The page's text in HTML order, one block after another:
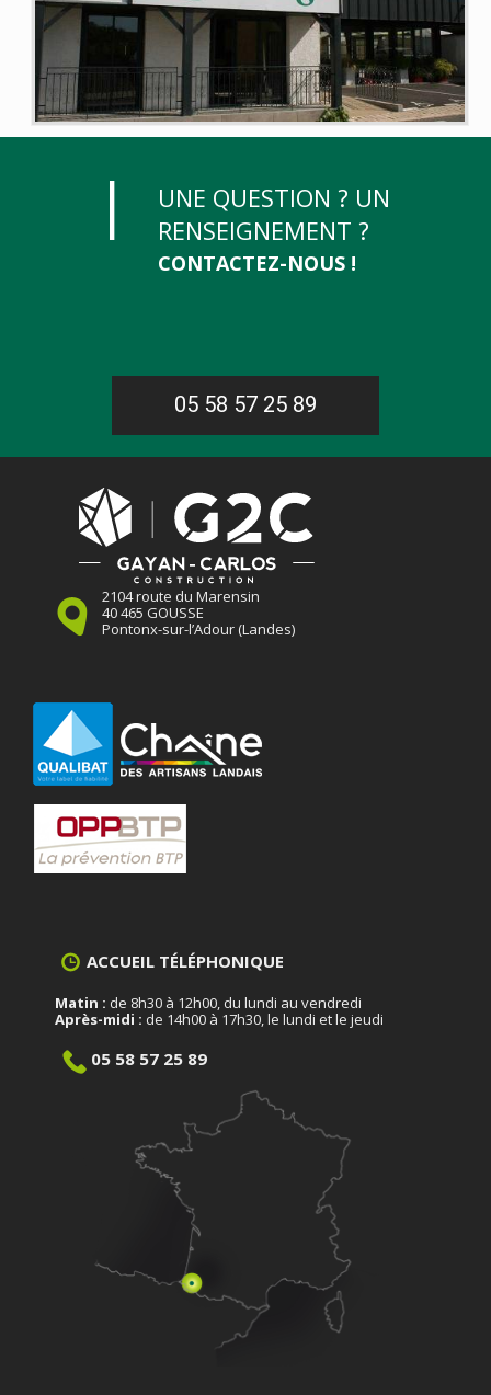
UNE QUESTION ? UN
RENSEIGNEMENT ?
CONTACTEZ-NOUS !
05 58 57 25 89
2104 route du Marensin
40 465 GOUSSE
Pontonx-sur-l’Adour (Landes)
ACCUEIL TÉLÉPHONIQUE
Matin : de 8h30 à 12h00, du lundi au vendredi
Après-midi : de 14h00 à 17h30, le lundi et le jeudi
05 58 57 25 89